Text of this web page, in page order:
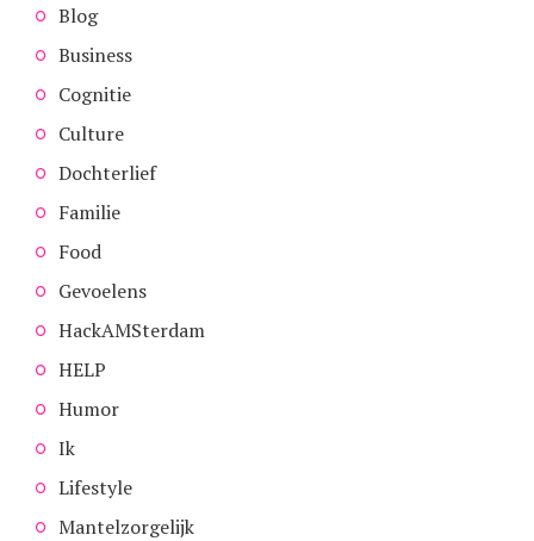
Blog
Business
Cognitie
Culture
Dochterlief
Familie
Food
Gevoelens
HackAMSterdam
HELP
Humor
Ik
Lifestyle
Mantelzorgelijk